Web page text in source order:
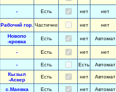
- Есть нет нет
Рабочий гор. Частично нет нет
Новопо
-кровка
Есть нет Автомат
- Есть нет нет
- Есть Есть Автомат
Кызыл
-Аскер
Есть нет Автомат
с.Маевка Есть нет Автомат